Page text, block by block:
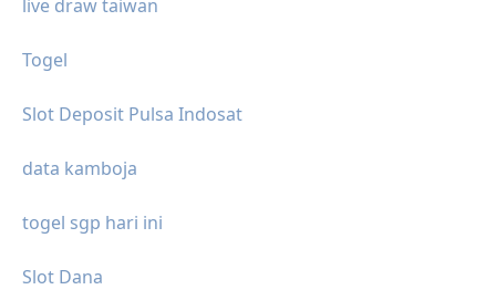
live draw taiwan
Togel
Slot Deposit Pulsa Indosat
data kamboja
togel sgp hari ini
Slot Dana